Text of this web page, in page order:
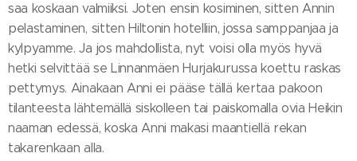
saa koskaan valmiiksi. Joten ensin kosiminen, sitten Annin
pelastaminen, sitten Hiltonin hotelliin, jossa samppanjaa ja
kylpyamme. Ja jos mahdollista, nyt voisi olla myös hyvä
hetki selvittää se Linnanmäen Hurjakurussa koettu raskas
pettymys. Ainakaan Anni ei pääse tällä kertaa pakoon
tilanteesta lähtemällä siskolleen tai paiskomalla ovia Heikin
naaman edessä, koska Anni makasi maantiellä rekan
takarenkaan alla.